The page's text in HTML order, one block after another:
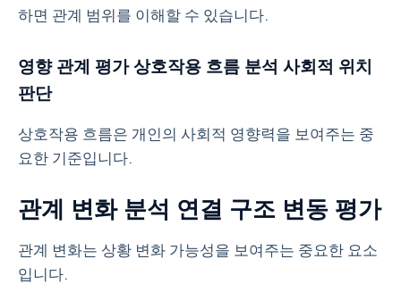
하면 관계 범위를 이해할 수 있습니다.
영향 관계 평가 상호작용 흐름 분석 사회적 위치
판단
상호작용 흐름은 개인의 사회적 영향력을 보여주는 중
요한 기준입니다.
관계 변화 분석 연결 구조 변동 평가
관계 변화는 상황 변화 가능성을 보여주는 중요한 요소
입니다.